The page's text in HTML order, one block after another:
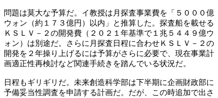
問題は莫大な予算だ。イ教授は月探査事業費を「５０００億
ウォン（約１７３億円）以内」と推算した。探査船を載せる
ＫＳＬＶ－２の開発費（２０２１年基準で１兆５４４９億ウ
ォン）は別途だ。さらに月探査日程に合わせＫＳＬＶ－２の
開発を２年操り上げるには予算がさらに必要で、現在事業計
画適正性再検討など関連手続きを踏んでいる状況だ。
日程もギリギリだ。未来創造科学部は下半期に企画財政部に
予備妥当性調査を申請する計画だ。だが、この時追加で出さ